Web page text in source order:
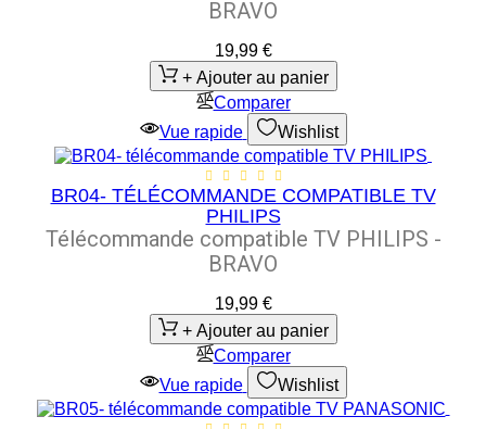
BRAVO
19,99 €
+ Ajouter au panier
Comparer
Vue rapide
Wishlist
BR04- TÉLÉCOMMANDE COMPATIBLE TV
PHILIPS
Télécommande compatible TV PHILIPS -
BRAVO
19,99 €
+ Ajouter au panier
Comparer
Vue rapide
Wishlist